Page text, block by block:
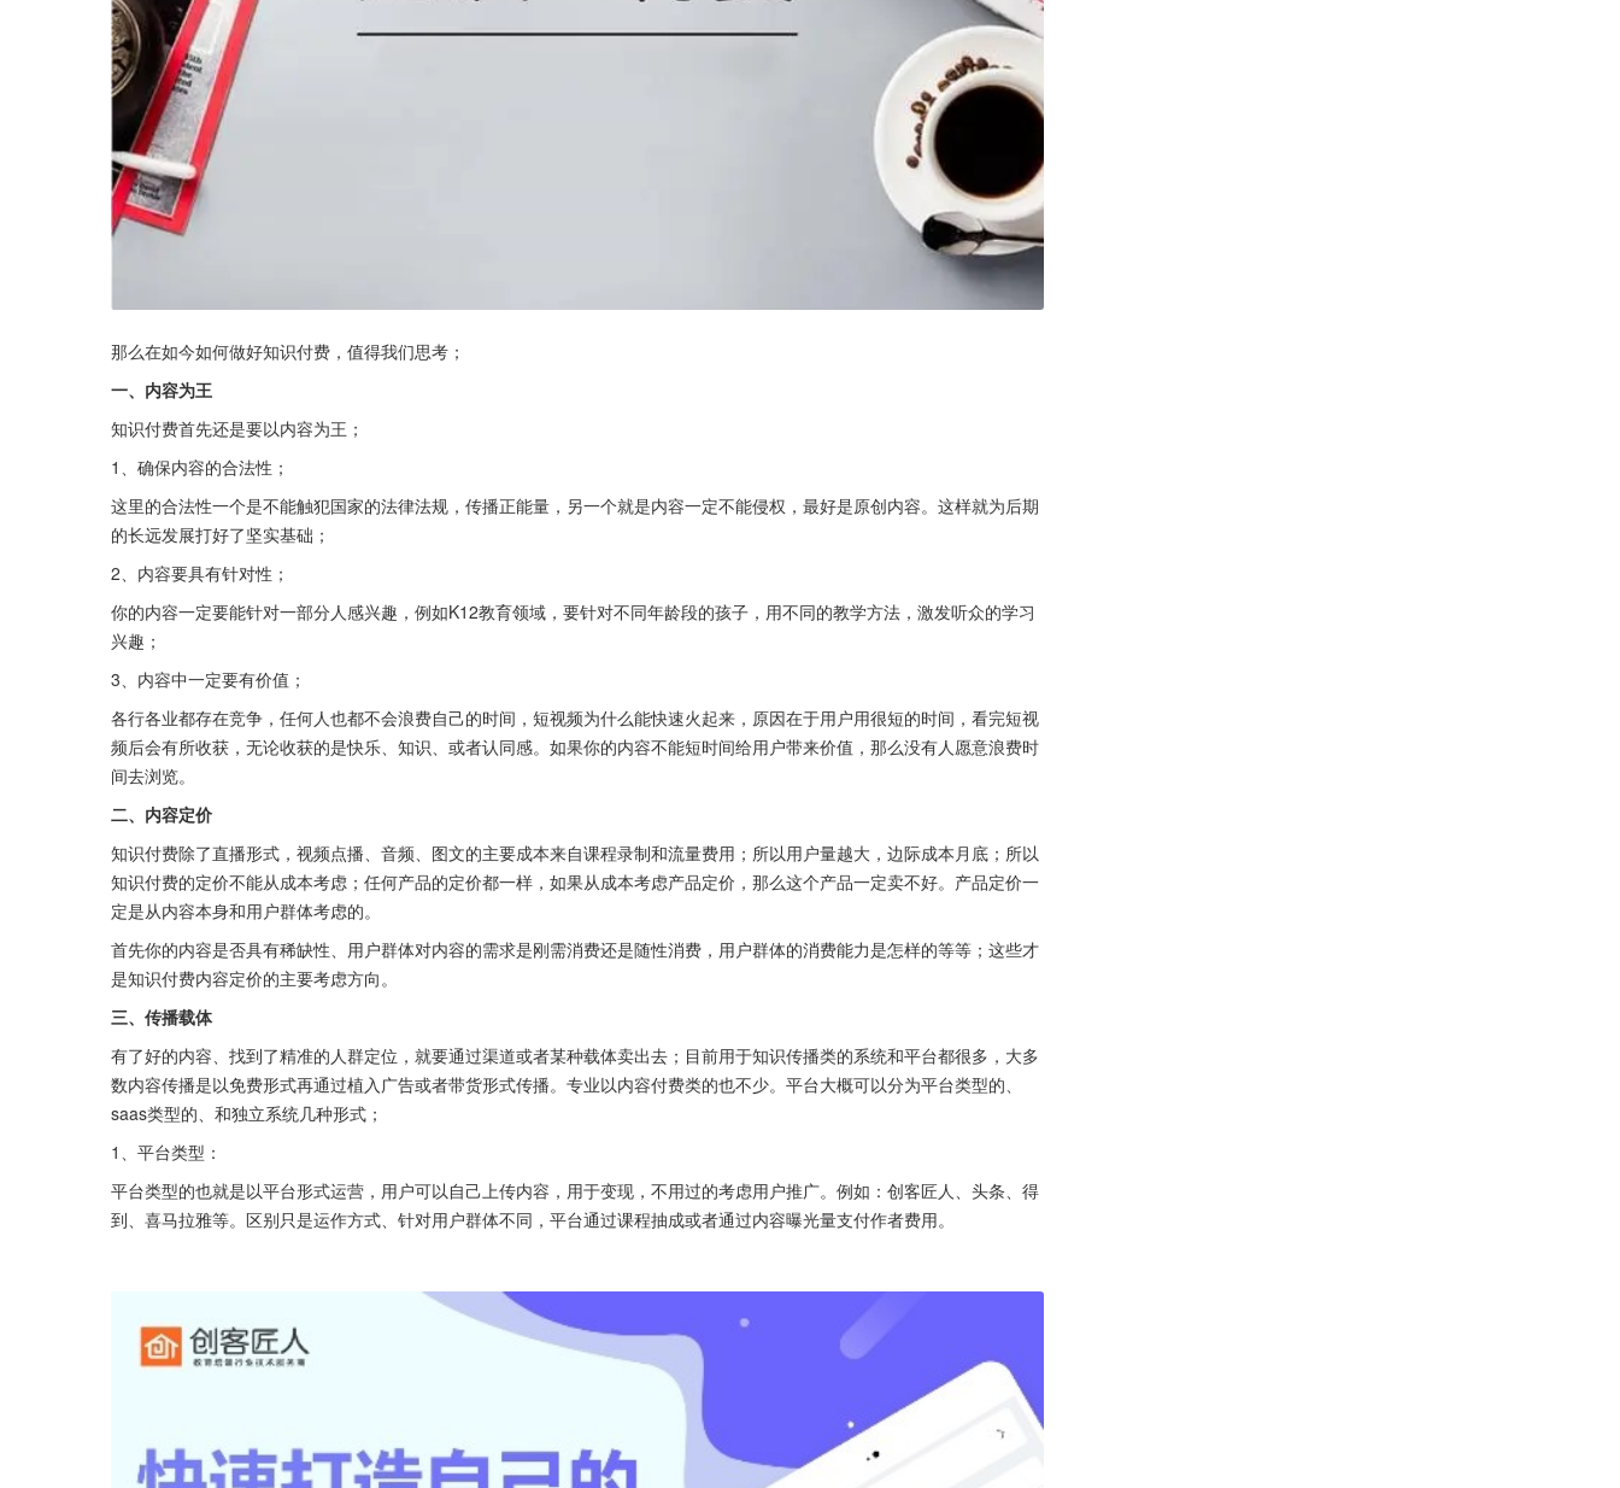
那么在如今如何做好知识付费，值得我们思考；
一、内容为王
知识付费首先还是要以内容为王；
1、确保内容的合法性；
这里的合法性一个是不能触犯国家的法律法规，传播正能量，另一个就是内容一定不能侵权，最好是原创内容。这样就为后期
的长远发展打好了坚实基础；
2、内容要具有针对性；
你的内容一定要能针对一部分人感兴趣，例如K12教育领域，要针对不同年龄段的孩子，用不同的教学方法，激发听众的学习
兴趣；
3、内容中一定要有价值；
各行各业都存在竞争，任何人也都不会浪费自己的时间，短视频为什么能快速火起来，原因在于用户用很短的时间，看完短视
频后会有所收获，无论收获的是快乐、知识、或者认同感。如果你的内容不能短时间给用户带来价值，那么没有人愿意浪费时
间去浏览。
二、内容定价
知识付费除了直播形式，视频点播、音频、图文的主要成本来自课程录制和流量费用；所以用户量越大，边际成本月底；所以
知识付费的定价不能从成本考虑；任何产品的定价都一样，如果从成本考虑产品定价，那么这个产品一定卖不好。产品定价一
定是从内容本身和用户群体考虑的。
首先你的内容是否具有稀缺性、用户群体对内容的需求是刚需消费还是随性消费，用户群体的消费能力是怎样的等等；这些才
是知识付费内容定价的主要考虑方向。
三、传播载体
有了好的内容、找到了精准的人群定位，就要通过渠道或者某种载体卖出去；目前用于知识传播类的系统和平台都很多，大多
数内容传播是以免费形式再通过植入广告或者带货形式传播。专业以内容付费类的也不少。平台大概可以分为平台类型的、
saas类型的、和独立系统几种形式；
1、平台类型：
平台类型的也就是以平台形式运营，用户可以自己上传内容，用于变现，不用过的考虑用户推广。例如：创客匠人、头条、得
到、喜马拉雅等。区别只是运作方式、针对用户群体不同，平台通过课程抽成或者通过内容曝光量支付作者费用。